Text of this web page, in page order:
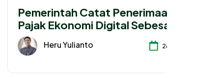
Pemerintah Catat Penerimaan
Pajak Ekonomi Digital Sebesar Rp
52,85 Triliun
Heru Yulianto 26-06-2026